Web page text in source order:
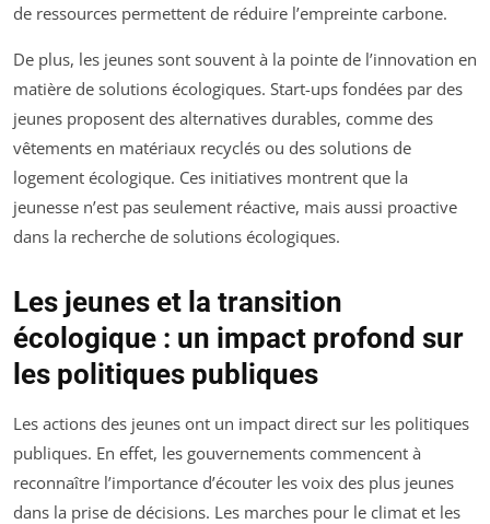
de ressources permettent de réduire l’empreinte carbone.
De plus, les jeunes sont souvent à la pointe de l’innovation en
matière de solutions écologiques. Start-ups fondées par des
jeunes proposent des alternatives durables, comme des
vêtements en matériaux recyclés ou des solutions de
logement écologique. Ces initiatives montrent que la
jeunesse n’est pas seulement réactive, mais aussi proactive
dans la recherche de solutions écologiques.
Les jeunes et la transition
écologique : un impact profond sur
les politiques publiques
Les actions des jeunes ont un impact direct sur les politiques
publiques. En effet, les gouvernements commencent à
reconnaître l’importance d’écouter les voix des plus jeunes
dans la prise de décisions. Les marches pour le climat et les